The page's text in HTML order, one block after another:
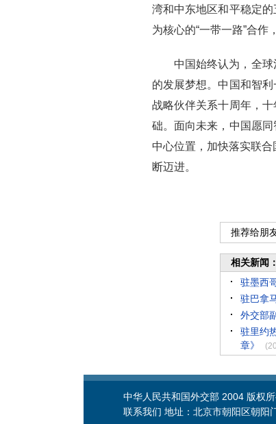
湾和中东地区和平稳定
为核心的“一带一路”合
中国始终认为，全
的发展梦想。中国和智
战略伙伴关系十周年，
础。面向未来，中国愿
中心位置，加快落实联
断迈进。
推荐给朋
相关新闻：
驻墨西
驻巴拿
外交部
驻里约
章》
中华人民共和国外交部 2004 版权
联系我们 地址：北京市朝阳区朝